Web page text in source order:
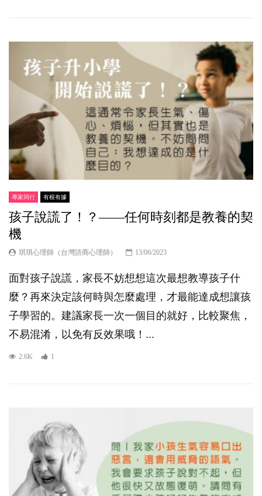
專家同行 有根有據
孩子說謊了！？——任何時刻都是教養的契
機
琪琪心理師（台灣諮商心理師） 13/06/2023
面對孩子說謊，家長不妨想想這次最想教導孩子什
麼？再來決定該何時與怎麼處理，才最能達成想讓孩
子學習的。建議家長一次一個目的就好，比較聚焦，
不易混淆，以免有反效果哦！...
2.6K 1